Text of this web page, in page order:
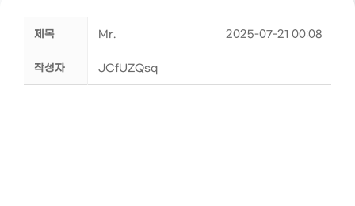
제목 Mr. 2025-07-21 00:08
작성자 JCfUZQsq